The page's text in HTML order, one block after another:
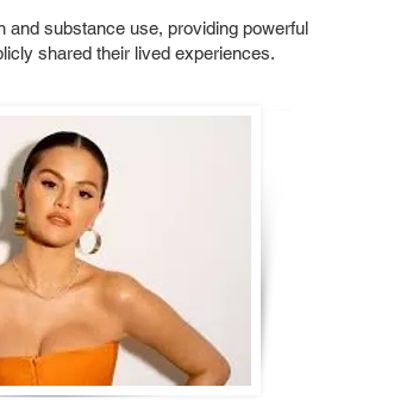
and substance use, providing powerful
shared their lived experiences.